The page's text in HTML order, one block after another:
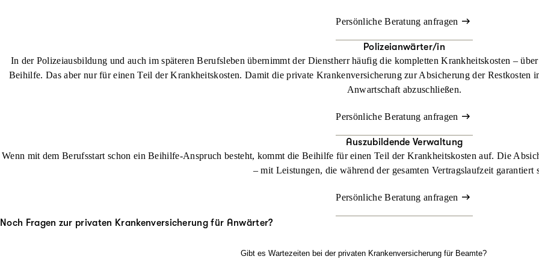
Persönliche Beratung anfragen
Polizeianwärter/in
In der Polizeiausbildung und auch im späteren Berufsleben übernimmt der Dienstherr häufig die kompletten Krankheitskosten –
Beihilfe. Das aber nur für einen Teil der Krankheitskosten. Damit die private Krankenversicherung zur Absicherung der Restkosten
Anwartschaft abzuschließen.
Persönliche Beratung anfragen
Auszubildende Verwaltung
Wenn mit dem Berufsstart schon ein Beihilfe-Anspruch besteht, kommt die Beihilfe für einen Teil der Krankheitskosten auf. Die
– mit Leistungen, die während der gesamten Vertragslaufzeit garantiert
Persönliche Beratung anfragen
Noch Fragen zur privaten Krankenversicherung für Anwärter?
Gibt es Wartezeiten bei der privaten Krankenversicherung für Beamte?